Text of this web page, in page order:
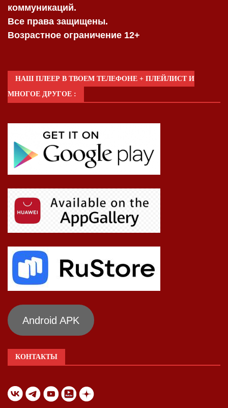
коммуникаций.
Все права защищены.
Возрастное ограничение 12+
НАШ ПЛЕЕР В ТВОЕМ ТЕЛЕФОНЕ + ПЛЕЙЛИСТ И
МНОГОЕ ДРУГОЕ :
Android APK
КОНТАКТЫ